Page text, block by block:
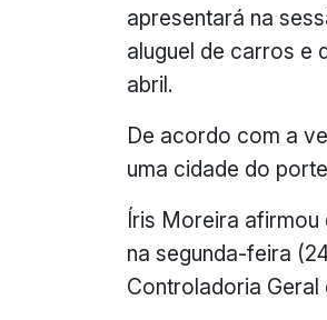
apresentará na
aluguel de carros e
abril.
De acordo com a
uma cidade do
Íris Moreira
na segunda-feira
Controladoria Geral